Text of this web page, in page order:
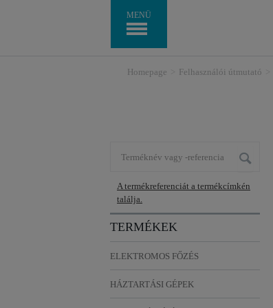
MENÜ
Homepage Felhasználói útmutató
A termékreferenciát a termékcímkén
találja.
TERMÉKEK
ELEKTROMOS FŐZÉS
HÁZTARTÁSI GÉPEK